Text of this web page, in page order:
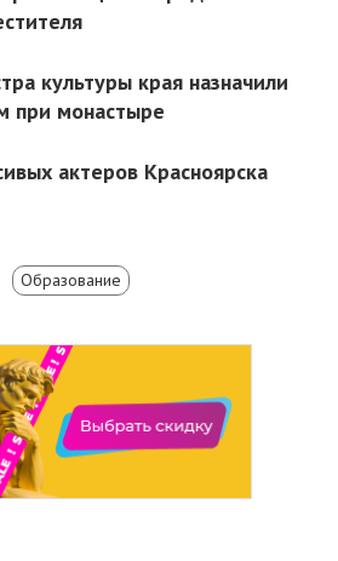
культуры края назначили
при монастыре
актеров Красноярска
Образование